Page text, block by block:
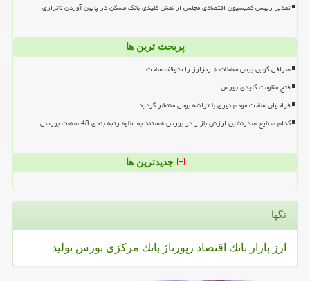
تقدیر رییس کمیسیون اقتصادی مجلس از نقش کلیدی بانک مسکن در پایین آوردن ناترازی
پربحث ترین ها
صرافی کوین بیس معاملات ۶ رمزارز را متوقف ساخت
فتح مقاومت کلیدی بورس
فراخوان ساخت مودم نوری با تراشه بومی منتشر گردید
کدام صنایع صدرنشین ارزش بازار در بورس هستند به علاوه رتبه بندی 48 صنعت بورسی
جدیدترین ها
تگها
ارز بازار بانك اقتصاد رپورتاژ بانك مركزی بورس تولید